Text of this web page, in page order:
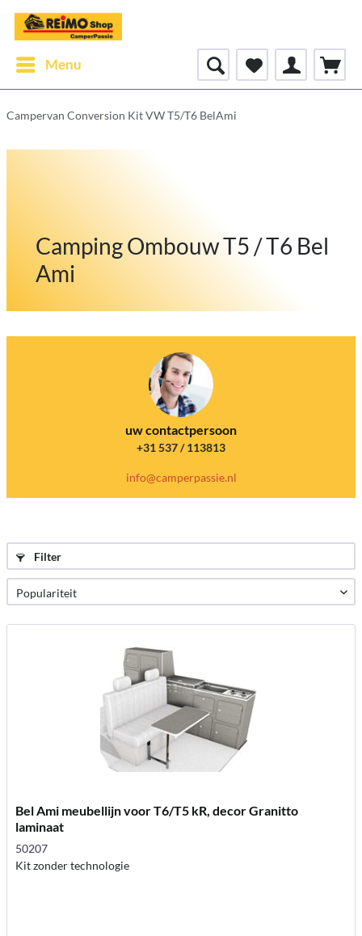
Menu
Campervan Conversion Kit VW T5/T6 BelAmi
Camping Ombouw T5 / T6 Bel
Ami
uw contactpersoon
+31 537 / 113813
info@camperpassie.nl
Filter
Bel Ami meubellijn voor T6/T5 kR, decor Granitto
laminaat
50207
Kit zonder technologie